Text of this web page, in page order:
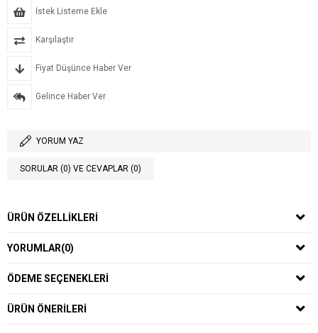
İstek Listeme Ekle
Karşılaştır
Fiyat Düşünce Haber Ver
Gelince Haber Ver
YORUM YAZ
SORULAR (0) VE CEVAPLAR (0)
ÜRÜN ÖZELLIKLERI
YORUMLAR(0)
ÖDEME SEÇENEKLERI
ÜRÜN ÖNERILERI